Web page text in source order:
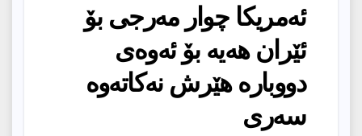
ئەمریكا چوار مەرجی بۆ
ئێران هەیە بۆ ئەوەی
دووبارە هێرش نەكاتەوە
سەری